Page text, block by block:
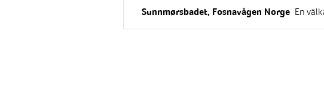
Sunnmørsbadet, Fosnavågen Norge En välkänd